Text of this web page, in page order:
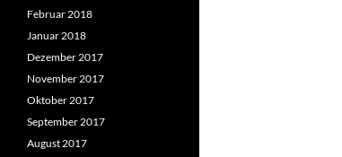
Februar 2018
Januar 2018
Dezember 2017
November 2017
Oktober 2017
September 2017
August 2017